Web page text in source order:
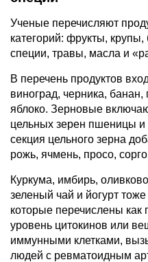
Ученые перечисляют
категорий: фрукты,
специи, травы, масла и
В перечень продуктов
виноград, черника, банан,
яблоко. Зерновые
цельных зерен пшеницы и
секция цельного зерна
рожь, ячмень, просо,
Куркума, имбирь,
зеленый чай и йогурт тоже
которые перечислены
уровень цитокинов или
иммунными клетками,
людей с ревматоидным